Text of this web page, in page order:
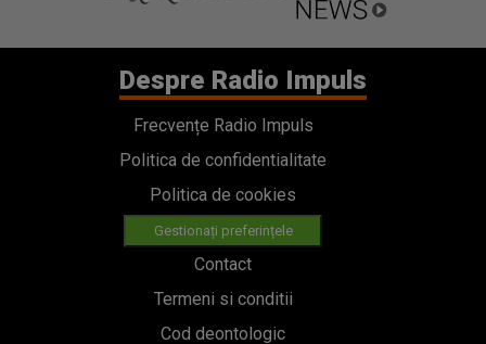
Despre Radio Impuls
Frecvențe Radio Impuls
Politica de confidentialitate
Politica de cookies
Gestionați preferințele
Contact
Termeni si conditii
Cod deontologic